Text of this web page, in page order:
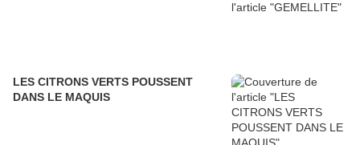
LES CITRONS VERTS POUSSENT
DANS LE MAQUIS